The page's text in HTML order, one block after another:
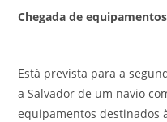
Chegada de equipamentos
Está prevista para a
a Salvador de um navio
equipamentos destinados